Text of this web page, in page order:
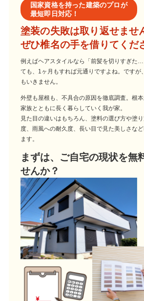
国家資格を持った建築のプロが
最短即日対応！
塗装の失敗は取り返せませ
ぜひ椎名の手を借りてくだ
例えばヘアスタイルなら「前髪を切りすぎた
ても、1ヶ月もすれば元通りですよね。ですが
もいきません。
外壁も屋根も、不具合の原因を徹底調査。根本
家族とともに長く暮らしていく我が家。
見た目の違いはもちろん、塗料の選び方や塗
度、雨風への耐久度、長い目で見た美しさな
ます。
まずは、ご自宅の現状を無
せんか？